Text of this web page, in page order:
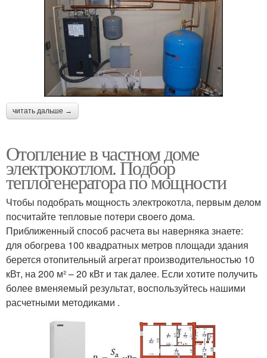
читать дальше →
Отопление в частном доме
электрокотлом. Подбор
теплогенератора по мощности
Чтобы подобрать мощность электрокотла, первым делом
посчитайте тепловые потери своего дома.
Приближенный способ расчета вы наверняка знаете:
для обогрева 100 квадратных метров площади здания
берется отопительный агрегат производительностью 10
кВт, на 200 м² – 20 кВт и так далее. Если хотите получить
более вменяемый результат, воспользуйтесь нашими
расчетными методиками .